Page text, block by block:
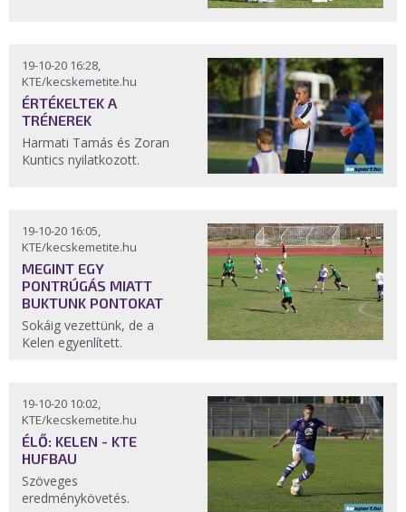
19-10-20 16:28,
KTE/kecskemetite.hu
ÉRTÉKELTEK A
TRÉNEREK
Harmati Tamás és Zoran
Kuntics nyilatkozott.
19-10-20 16:05,
KTE/kecskemetite.hu
MEGINT EGY
PONTRÚGÁS MIATT
BUKTUNK PONTOKAT
Sokáig vezettünk, de a
Kelen egyenlített.
19-10-20 10:02,
KTE/kecskemetite.hu
ÉLŐ: KELEN - KTE
HUFBAU
Szöveges
eredménykövetés.